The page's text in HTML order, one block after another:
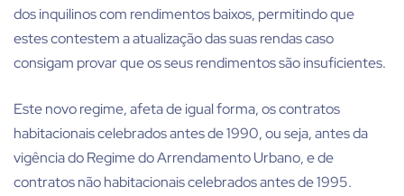
dos inquilinos com rendimentos baixos, permitindo que
estes contestem a atualização das suas rendas caso
consigam provar que os seus rendimentos são insuficientes.
Este novo regime, afeta de igual forma, os contratos
habitacionais celebrados antes de 1990, ou seja, antes da
vigência do Regime do Arrendamento Urbano, e de
contratos não habitacionais celebrados antes de 1995.